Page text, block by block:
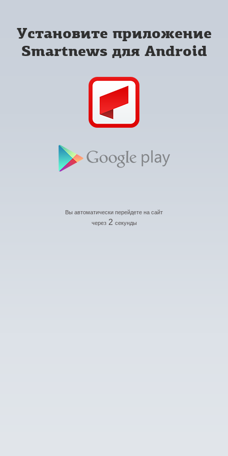
Установите приложение
Smartnews для Android
Вы автоматически перейдете на сайт
через 2 секунды